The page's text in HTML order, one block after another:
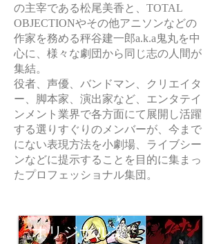
の主宰である松尾美香と、TOTAL
OBJECTIONやその他アニソンなどの
作家を務める秤谷建一郎a.k.a鬼丸を中
心に、様々な劇団から同じ志の人間が
集結。
役者、声優、バンドマン、クリエイタ
ー、脚本家、演出家など、エンタテイ
ンメント業界で各方面にて展開し活躍
する選りすぐりのメンバーが、今まで
にない表現方法を小劇場、ライブシー
ンなどに提示することを目的に集まっ
たプロフェッショナル集団。
オリジナル楽